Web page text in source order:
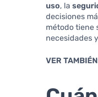
uso, la
decisiones
método tiene
necesidades
VER